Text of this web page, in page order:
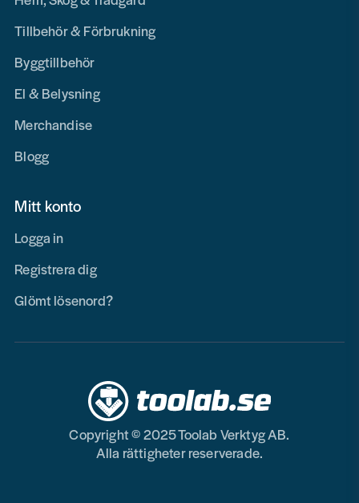
Tillbehör & Förbrukning
Byggtillbehör
El & Belysning
Merchandise
Blogg
Mitt konto
Logga in
Registrera dig
Glömt lösenord?
Copyright © 2025 Toolab Verktyg AB.
Alla rättigheter reserverade.